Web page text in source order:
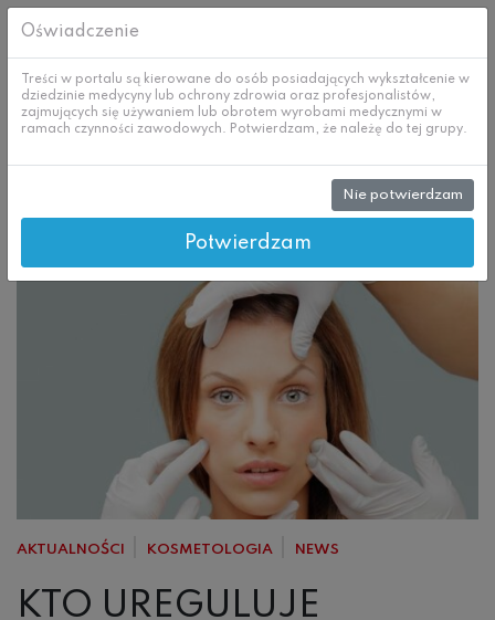
Prenumerata
AKTUALNOŚCI KOSMETOLOGIA NEWS
KTO UREGULUJE
Oświadczenie
Treści w portalu są kierowane do osób posiadających wykształcenie w
dziedzinie medycyny lub ochrony zdrowia oraz profesjonalistów,
zajmujących się używaniem lub obrotem wyrobami medycznymi w
ramach czynności zawodowych. Potwierdzam, że należę do tej grupy.
Nie potwierdzam
Potwierdzam